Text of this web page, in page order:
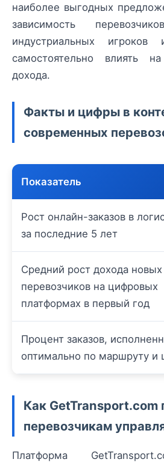
наиболее выгодных
зависимость
индустриальных
самостоятельно влиять
дохода.
Факты и цифры в
современных
Показатель
Рост онлайн-заказов в
за последние 5 лет
Средний рост дохода новых
перевозчиков на цифровых
платформах в первый год
Процент заказов,
оптимально по маршруту и
Как GetTransport.com
перевозчикам
Платформа